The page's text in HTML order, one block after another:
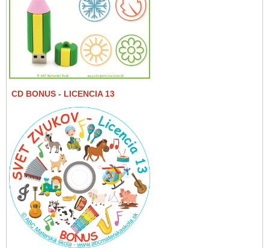
CD BONUS - LICENCIA 13